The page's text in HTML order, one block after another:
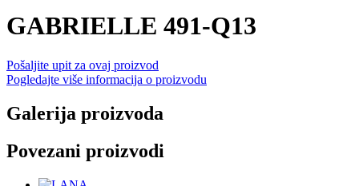
GABRIELLE 491-Q13
Pošaljite upit za ovaj proizvod
Pogledajte više informacija o proizvodu
Galerija proizvoda
Povezani proizvodi